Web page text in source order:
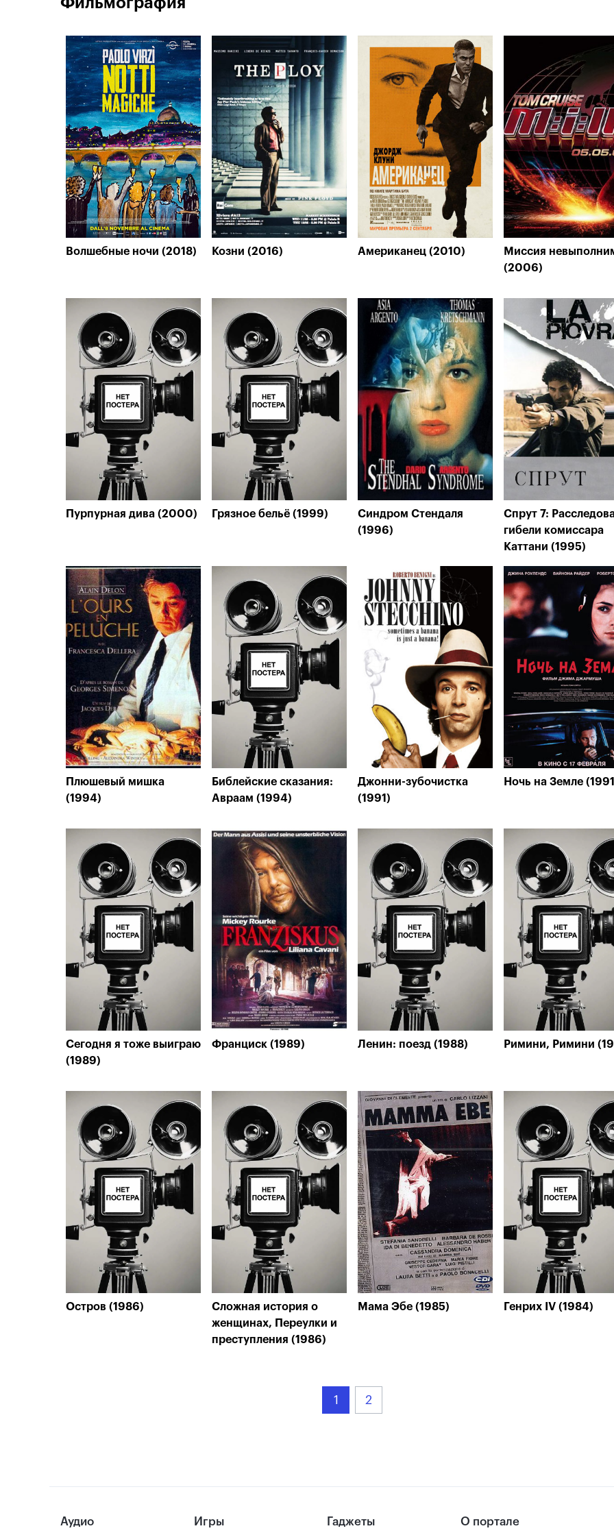
Волшебные ночи (2018) Козни (2016) Американец (2010)
Миссия
(2006)
Пурпурная дива (2000) Грязное бельё (1999)
Синдром Стендаля
(1996)
Спрут 7:
гибели комиссара
Каттани (1995)
Плюшевый мишка
(1994)
Библейские сказания:
Авраам (1994)
Джонни-зубочистка
(1991)
Ночь на Земле
Сегодня я тоже выиграю
(1989)
Франциск (1989) Ленин: поезд (1988) Римини, Римини
Остров (1986)
Сложная история о
женщинах, Переулки и
преступления (1986)
Мама Эбе (1985) Генрих IV (1984)
1 2
Аудио Игры Гаджеты О портале